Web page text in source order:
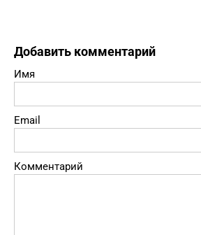
Добавить комментарий
Имя
Email
Комментарий